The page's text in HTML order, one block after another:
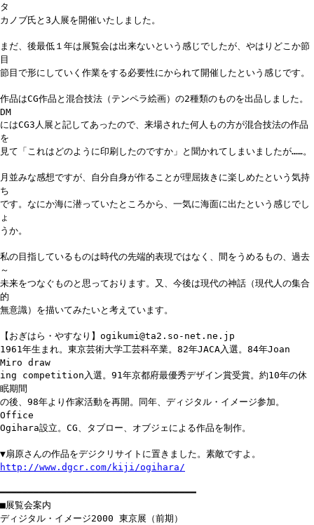
タ
カノブ氏と3人展を開催いたしました。
まだ、後最低１年は展覧会は出来ないという感じでしたが、やはりどこか節
目
節目で形にしていく作業をする必要性にかられて開催したという感じです。
作品はCG作品と混合技法（テンペラ絵画）の2種類のものを出品しました。
DM
にはCG3人展と記してあったので、来場された何人もの方が混合技法の作品
を
見て「これはどのように印刷したのですか」と聞かれてしまいましたが……。
月並みな感想ですが、自分自身が作ることが理屈抜きに楽しめたという気持
ち
です。なにか海に潜っていたところから、一気に海面に出たという感じでし
ょ
うか。
私の目指しているものは時代の先端的表現ではなく、間をうめるもの、過去
～
未来をつなぐものと思っております。又、今後は現代の神話（現代人の集合
的
無意識）を描いてみたいと考えています。
【おぎはら・やすなり】ogikumi@ta2.so-net.ne.jp
1961年生まれ。東京芸術大学工芸科卒業。82年JACA入選。84年Joan
Miro draw
ing competition入選。91年京都府最優秀デザイン賞受賞。約10年の休
眠期間
の後、98年より作家活動を再開。同年、ディジタル・イメージ参加。
Office
Ogihara設立。CG、タブロー、オブジェによる作品を制作。
▼扇原さんの作品をデジクリサイトに置きました。素敵ですよ。
http://www.dgcr.com/kiji/ogihara/
━━━━━━━━━━━━━━━━━━━━━━━━━━━━━━━━━━━
■展覧会案内
ディジタル・イメージ2000 東京展（前期）